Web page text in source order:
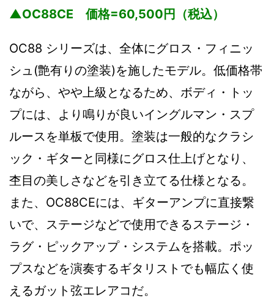
▲OC88CE 価格=60,500円（税込）
OC88 シリーズは、全体にグロス・フィニッ
シュ(艶有りの塗装)を施したモデル。低価格帯
ながら、やや上級となるため、ボディ・トッ
プには、より鳴りが良いイングルマン・スプ
ルースを単板で使用。塗装は一般的なクラシ
ック・ギターと同様にグロス仕上げとなり、
杢目の美しさなどを引き立てる仕様となる。
また、OC88CEには、ギターアンプに直接繋
いで、ステージなどで使用できるステージ・
ラグ・ピックアップ・システムを搭載。ポッ
プスなどを演奏するギタリストでも幅広く使
えるガット弦エレアコだ。